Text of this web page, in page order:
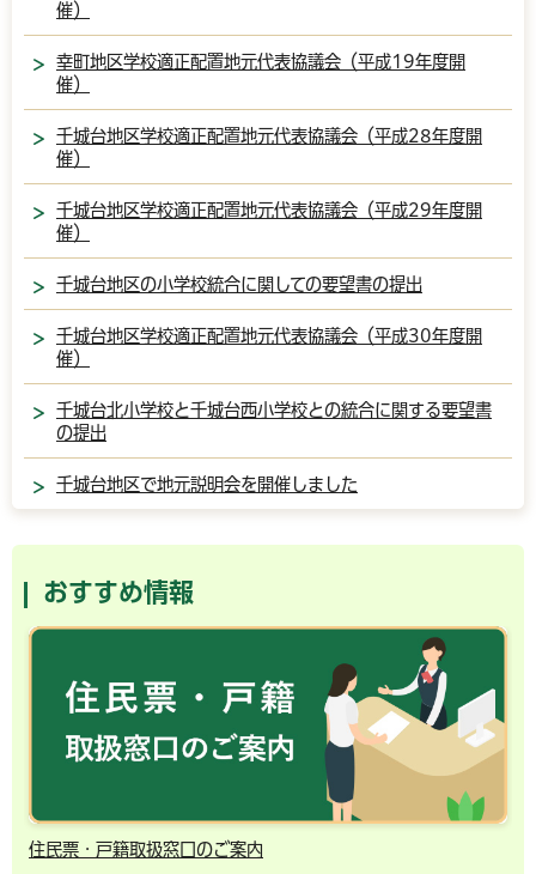
催）
幸町地区学校適正配置地元代表協議会（平成19年度開
催）
千城台地区学校適正配置地元代表協議会（平成28年度開
催）
千城台地区学校適正配置地元代表協議会（平成29年度開
催）
千城台地区の小学校統合に関しての要望書の提出
千城台地区学校適正配置地元代表協議会（平成30年度開
催）
千城台北小学校と千城台西小学校との統合に関する要望書
の提出
千城台地区で地元説明会を開催しました
おすすめ情報
千葉市の電子行政サービス